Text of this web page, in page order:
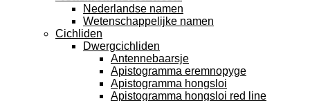
Nederlandse namen
Wetenschappelijke namen
Cichliden
Dwergcichliden
Antennebaarsje
Apistogramma eremnopyge
Apistogramma hongsloi
Apistogramma hongsloi red line